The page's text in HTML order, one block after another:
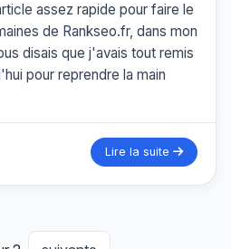
assez rapide pour faire le
de Rankseo.fr, dans mon
disais que j'avais tout remis
pour reprendre la main
Lire la suite